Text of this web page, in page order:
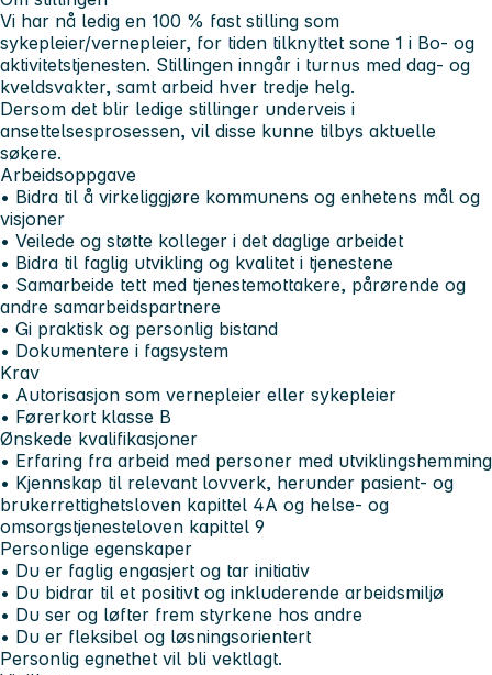
Vi har nå ledig en 100 % fast stilling som
sykepleier/vernepleier, for tiden tilknyttet sone 1 i Bo- og
aktivitetstjenesten. Stillingen inngår i turnus med dag- og
kveldsvakter, samt arbeid hver tredje helg.
Dersom det blir ledige stillinger underveis i
ansettelsesprosessen, vil disse kunne tilbys aktuelle
søkere.
Arbeidsoppgave
• Bidra til å virkeliggjøre kommunens og enhetens mål og
visjoner
• Veilede og støtte kolleger i det daglige arbeidet
• Bidra til faglig utvikling og kvalitet i tjenestene
• Samarbeide tett med tjenestemottakere, pårørende og
andre samarbeidspartnere
• Gi praktisk og personlig bistand
• Dokumentere i fagsystem
Krav
• Autorisasjon som vernepleier eller sykepleier
• Førerkort klasse B
Ønskede kvalifikasjoner
• Erfaring fra arbeid med personer med utviklingshemming
• Kjennskap til relevant lovverk, herunder pasient- og
brukerrettighetsloven kapittel 4A og helse- og
omsorgstjenesteloven kapittel 9
Personlige egenskaper
• Du er faglig engasjert og tar initiativ
• Du bidrar til et positivt og inkluderende arbeidsmiljø
• Du ser og løfter frem styrkene hos andre
• Du er fleksibel og løsningsorientert
Personlig egnethet vil bli vektlagt.